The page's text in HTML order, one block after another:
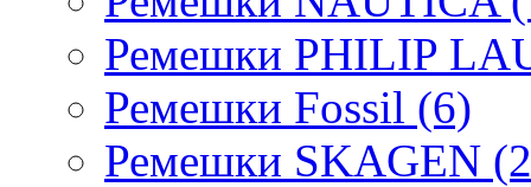
Ремешки PHILIP
Ремешки Fossil (6)
Ремешки SKAGEN